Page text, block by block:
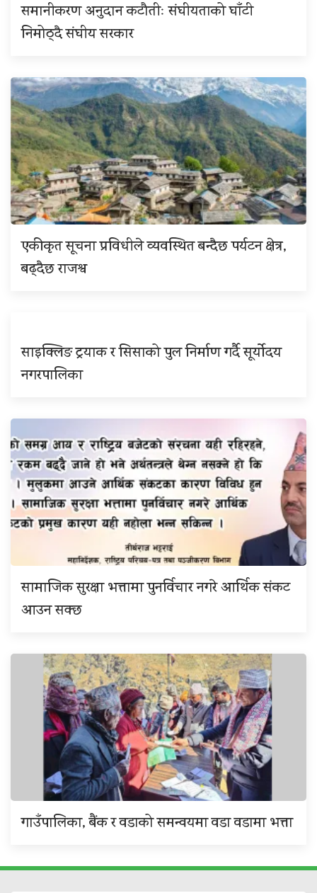
समानीकरण अनुदान कटौतीः संघीयताको घाँटी
निमोठ्दै संघीय सरकार
एकीकृत सूचना प्रविधीले व्यवस्थित बन्दैछ पर्यटन क्षेत्र,
बढ्दैछ राजश्व
साइक्लिङ ट्रयाक र सिसाको पुल निर्माण गर्दै सूर्योदय
नगरपालिका
सामाजिक सुरक्षा भत्तामा पुनर्विचार नगरे आर्थिक संकट
आउन सक्छ
गाउँपालिका, बैंक र वडाको समन्वयमा वडा वडामा भत्ता